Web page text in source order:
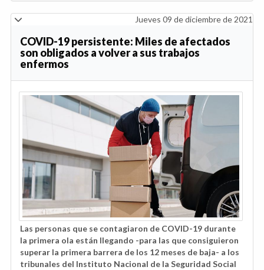
Jueves 09 de diciembre de 2021
COVID-19 persistente: Miles de afectados
son obligados a volver a sus trabajos
enfermos
Las personas que se contagiaron de COVID-19 durante
la primera ola están llegando -para las que consiguieron
superar la primera barrera de los 12 meses de baja- a los
tribunales del Instituto Nacional de la Seguridad Social